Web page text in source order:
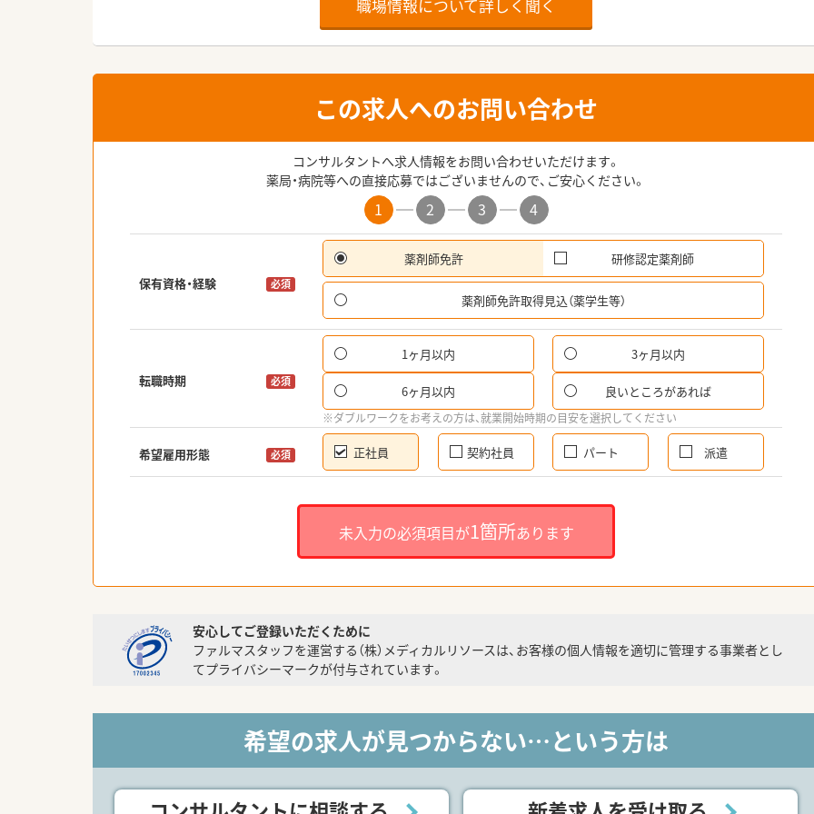
職場情報について詳しく聞く
この求人へのお問い合わせ
コンサルタントへ求人情報をお問い合わせいただけます。
薬局・病院等への直接応募ではございませんので、ご安心ください。
1 2 3 4
保有資格・経験 必須
薬剤師免許 研修認定薬剤師
薬剤師免許取得見込（薬学生等）
転職時期 必須
1ヶ月以内 3ヶ月以内
6ヶ月以内 良いところがあれば
※ダブルワークをお考えの方は、就業開始時期の目安を選択してください
希望雇用形態 必須 正社員 契約社員 パート 派遣
未入力の必須項目が1箇所あります
安心してご登録いただくために
ファルマスタッフを運営する（株）メディカルリソースは、お客様の個人情報を適切に管理する事業者とし
てプライバシーマークが付与されています。
希望の求人が見つからない…という方は